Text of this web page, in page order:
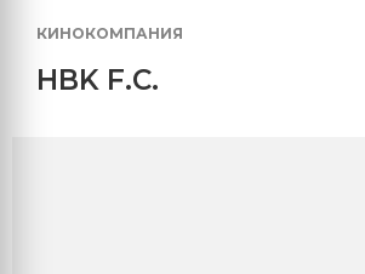
КИНОКОМПАНИЯ
HBK F.C.